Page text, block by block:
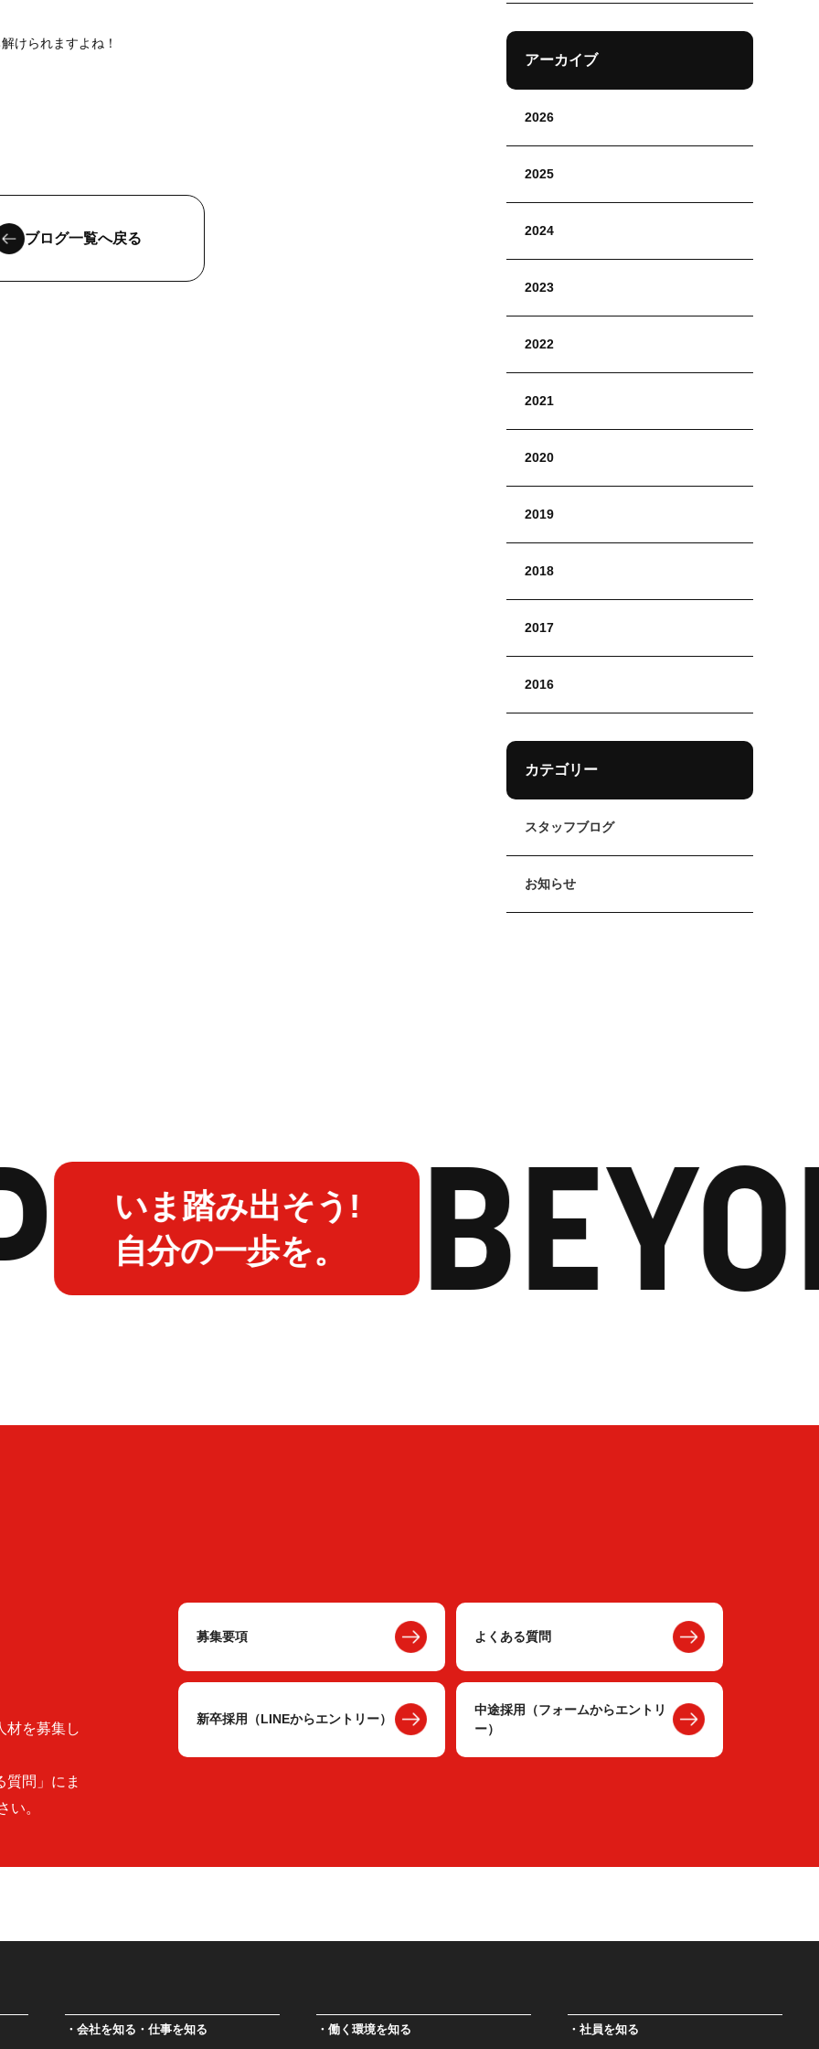
けられますよね！
ブログ一覧へ戻る
アーカイブ
2026
2025
2024
2023
2022
2021
2020
2019
2018
2017
2016
カテゴリー
スタッフブログ
お知らせ
いま踏み出そう!
自分の一歩を。
材を募集し
質問」にま
い。
募集要項 よくある質問
新卒採用（LINEからエントリー）
中途採用（フォームからエントリ
ー）
会社を知る・仕事を知る 働く環境を知る 社員を知る